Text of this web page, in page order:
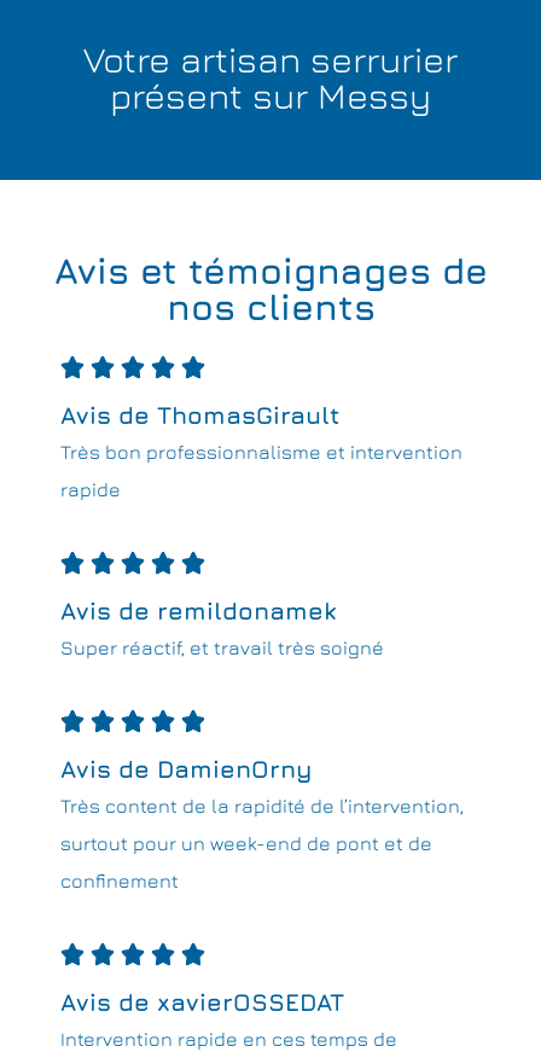
Votre artisan serrurier
présent sur Messy
Avis et témoignages de
nos clients
    
Avis de ThomasGirault
Très bon professionnalisme et intervention
rapide
    
Avis de remildonamek
Super réactif, et travail très soigné
    
Avis de DamienOrny
Très content de la rapidité de l’intervention,
surtout pour un week-end de pont et de
confinement
    
Avis de xavierOSSEDAT
Intervention rapide en ces temps de